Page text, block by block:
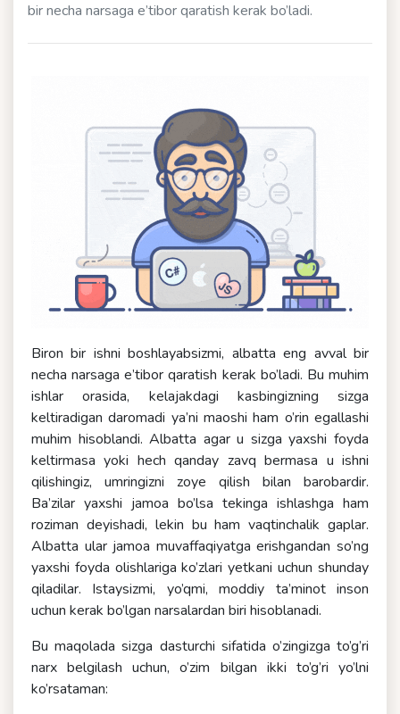
bir necha narsaga e’tibor qaratish kerak bo’ladi.
Biron bir ishni boshlayabsizmi, albatta eng avval bir
necha narsaga e’tibor qaratish kerak bo’ladi. Bu muhim
ishlar orasida, kelajakdagi kasbingizning sizga
keltiradigan daromadi ya’ni maoshi ham o’rin egallashi
muhim hisoblandi. Albatta agar u sizga yaxshi foyda
keltirmasa yoki hech qanday zavq bermasa u ishni
qilishingiz, umringizni zoye qilish bilan barobardir.
Ba’zilar yaxshi jamoa bo’lsa tekinga ishlashga ham
roziman deyishadi, lekin bu ham vaqtinchalik gaplar.
Albatta ular jamoa muvaffaqiyatga erishgandan so’ng
yaxshi foyda olishlariga ko’zlari yetkani uchun shunday
qiladilar. Istaysizmi, yo’qmi, moddiy ta’minot inson
uchun kerak bo’lgan narsalardan biri hisoblanadi.
Bu maqolada sizga dasturchi sifatida o’zingizga to’g’ri
narx belgilash uchun, o’zim bilgan ikki to’g’ri yo’lni
ko’rsataman: